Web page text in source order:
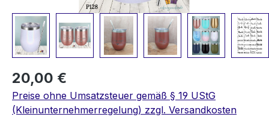
20,00 €
Preise ohne Umsatzsteuer gemäß § 19 UStG
(Kleinunternehmerregelung) zzgl. Versandkosten